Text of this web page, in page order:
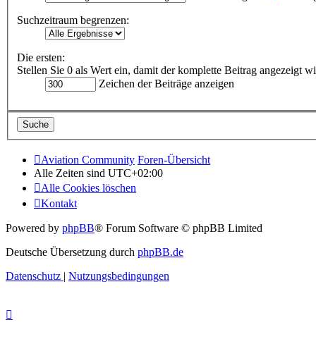
Suchzeitraum begrenzen:
Die ersten:
Stellen Sie 0 als Wert ein, damit der komplette Beitrag angezeigt
Zeichen der Beiträge anzeigen
Aviation Community Foren-Übersicht
Alle Zeiten sind UTC+02:00
Alle Cookies löschen
Kontakt
Powered by phpBB® Forum Software © phpBB Limited
Deutsche Übersetzung durch phpBB.de
Datenschutz | Nutzungsbedingungen